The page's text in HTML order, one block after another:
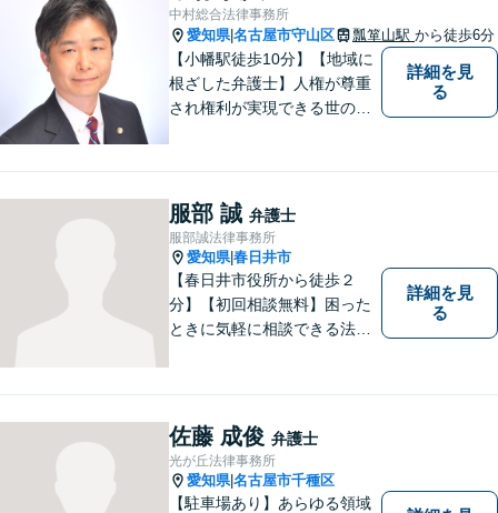
【土日・祝日も予約で対応
可】
中村総合法律事務所
愛知県|名古屋市守山区 瓢箪山駅 から徒歩6分
【小幡駅徒歩10分】【地域に
根ざした弁護士】人権が尊重
され権利が実現できる世の中
故など、幅広く対応可能。
【夜間／休日対応可能】お悩
みの方はどうぞお気軽にご相
談ください。
詳細を見
る
服部 誠 弁護士
服部誠法律事務所
愛知県|春日井市
【春日井市役所から徒歩２
分】【初回相談無料】困った
ときに気軽に相談できる法律
できる弁護士を目指していま
す。
詳細を見
る
佐藤 成俊 弁護士
光が丘法律事務所
愛知県|名古屋市千種区
【駐車場あり】あらゆる領域